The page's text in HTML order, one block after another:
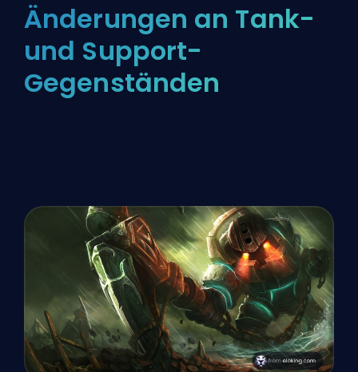
Änderungen an Tank-
und Support-
Gegenständen